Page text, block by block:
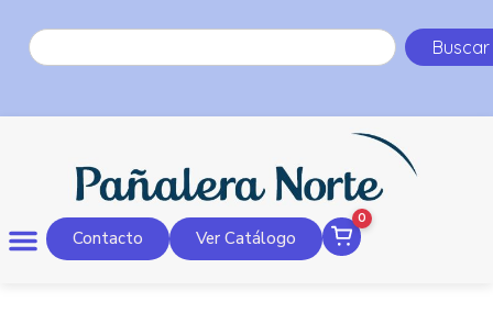
Buscar
Contacto Ver Catálogo
0